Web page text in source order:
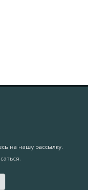
на нашу рассылку.